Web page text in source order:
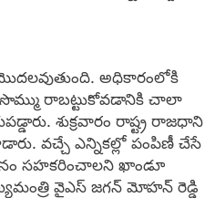
అధికారంలోకి
రాబట్టుకోవడానికి చాలా
శుక్రవారం రాష్ట్ర రాజధాని
వచ్చే ఎన్నికల్లో పంపిణీ చేసే
సహకరించాలని ఖాండూ
వైఎస్‌ జగన్‌ మోహన్‌ రెడ్డి